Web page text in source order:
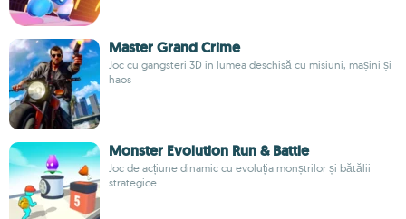
Master Grand Crime
Joc cu gangsteri 3D în lumea deschisă cu misiuni, mașini și
haos
Monster Evolution Run & Battle
Joc de acțiune dinamic cu evoluția monștrilor și bătălii
strategice